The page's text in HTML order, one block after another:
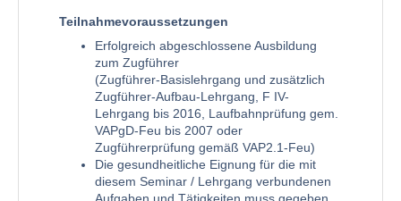
Teilnahmevoraussetzungen
Erfolgreich abgeschlossene Ausbildung
zum Zugführer
(Zugführer-Basislehrgang und zusätzlich
Zugführer-Aufbau-Lehrgang, F IV-
Lehrgang bis 2016, Laufbahnprüfung gem.
VAPgD-Feu bis 2007 oder
Zugführerprüfung gemäß VAP2.1-Feu)
Die gesundheitliche Eignung für die mit
diesem Seminar / Lehrgang verbundenen